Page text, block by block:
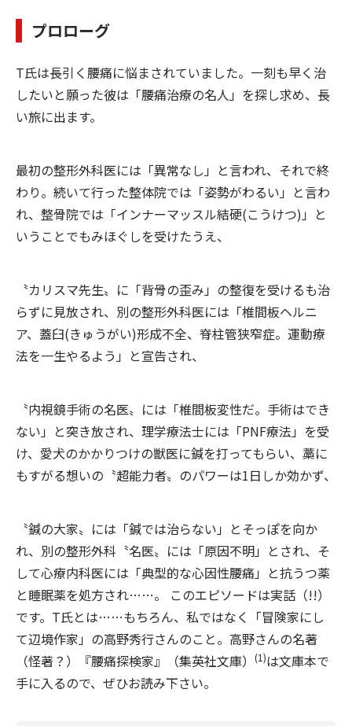
プロローグ
T氏は長引く腰痛に悩まされていました。一刻も早く治
したいと願った彼は「腰痛治療の名人」を探し求め、長
い旅に出ます。
最初の整形外科医には「異常なし」と言われ、それで終
わり。続いて行った整体院では「姿勢がわるい」と言わ
れ、整骨院では「インナーマッスル結硬(こうけつ)」と
いうことでもみほぐしを受けたうえ、
〝カリスマ先生〟に「背骨の歪み」の整復を受けるも治
らずに見放され、別の整形外科医には「椎間板ヘルニ
ア、蓋臼(きゅうがい)形成不全、脊柱管狭窄症。運動療
法を一生やるよう」と宣告され、
〝内視鏡手術の名医〟には「椎間板変性だ。手術はでき
ない」と突き放され、理学療法士には「PNF療法」を受
け、愛犬のかかりつけの獣医に鍼を打ってもらい、藁に
もすがる想いの〝超能力者〟のパワーは1日しか効かず、
〝鍼の大家〟には「鍼では治らない」とそっぽを向か
れ、別の整形外科〝名医〟には「原因不明」とされ、そ
して心療内科医には「典型的な心因性腰痛」と抗うつ薬
と睡眠薬を処方され……。 このエピソードは実話（!!）
です。T氏とは……もちろん、私ではなく「冒険家にし
て辺境作家」の高野秀行さんのこと。高野さんの名著
（怪著？）『腰痛探検家』（集英社文庫）
(1)は文庫本で
手に入るので、ぜひお読み下さい。